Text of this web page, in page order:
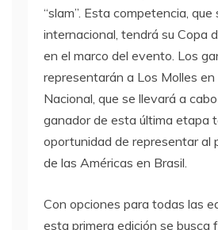
“slam”. Esta competencia,
internacional, tendrá su Copa
en el marco del evento. Los
representarán a Los Molles en
Nacional, que se llevará a
ganador de esta última etapa
oportunidad de representar al
de las Américas en Brasil.
Con opciones para todas las
esta primera edición se busca